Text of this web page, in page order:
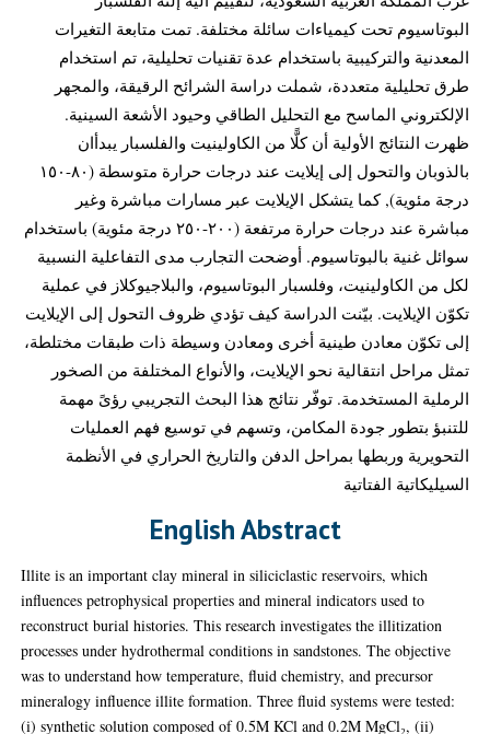
البوتاسيوم تحت كيمياءات سائلة مختلفة. تمت متابعة التغيرات
المعدنية والتركيبية باستخدام عدة تقنيات تحليلية، تم استخدام
طرق تحليلية متعددة، شملت دراسة الشرائح الرقيقة، والمجهر
الإلكتروني الماسح مع التحليل الطاقي وحيود الأشعة السينية.
ظهرت النتائج الأولية أن كلًّا من الكاولينيت والفلسبار يبدأان
بالذوبان والتحول إلى إيلايت عند درجات حرارة متوسطة (٨٠-١٥٠
درجة مئوية), كما يتشكل الإيلايت عبر مسارات مباشرة وغير
مباشرة عند درجات حرارة مرتفعة (٢٠٠-٢٥٠ درجة مئوية) باستخدام
سوائل غنية بالبوتاسيوم. أوضحت التجارب مدى التفاعلية النسبية
لكل من الكاولينيت، وفلسبار البوتاسيوم، والبلاجيوكلاز في عملية
تكوّن الإيلايت. بيّنت الدراسة كيف تؤدي ظروف التحول إلى الإيلايت
إلى تكوّن معادن طينية أخرى ومعادن وسيطة ذات طبقات مختلطة،
تمثل مراحل انتقالية نحو الإيلايت، والأنواع المختلفة من الصخور
الرملية المستخدمة. توفّر نتائج هذا البحث التجريبي رؤىً مهمة
للتنبؤ بتطور جودة المكامن، وتسهم في توسيع فهم العمليات
التحويرية وربطها بمراحل الدفن والتاريخ الحراري في الأنظمة
السيليكاتية الفتاتية
English Abstract
Illite is an important clay mineral in siliciclastic reservoirs, which
influences petrophysical properties and mineral indicators used to
reconstruct burial histories. This research investigates the illitization
processes under hydrothermal conditions in sandstones. The objective
was to understand how temperature, fluid chemistry, and precursor
mineralogy influence illite formation. Three fluid systems were tested:
(i) synthetic solution composed of 0.5M KCl and 0.2M MgCl₂, (ii)